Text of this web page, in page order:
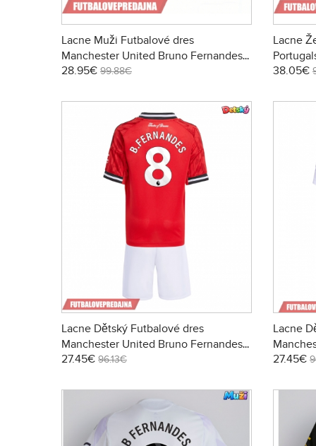
Lacne Muži Futbalové dres
Manchester United Bruno Fernandes
#8 2026-27 Krátky Rukáv - Preč
28.95€ 99.88€
Lacne
2026
38.05€
Lacne Dětský Futbalové dres
Manchester United Bruno Fernandes
#8 2025-26 Krátky Rukáv - Domáci (+
27.45€ 96.13€
Lacne
#8
27.45€